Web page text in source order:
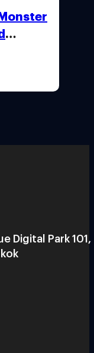
Digital Park 101,